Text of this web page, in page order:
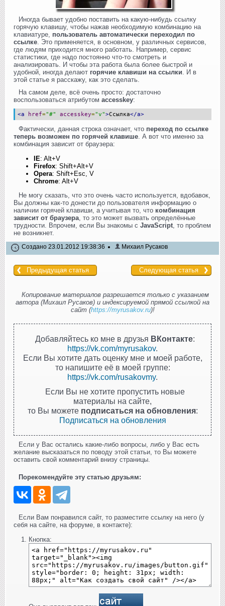
Иногда бывает удобно поставить на какую-нибудь ссылку
горячую клавишу, чтобы нажав необходимую комбинацию на
клавиатуре, пользователь автоматически переходил по
ссылке. Это применяется, в основном, у различных сервисов,
где людям приходится много работать. Например, сервис
статистики, где надо постоянно что-то смотреть и
анализировать. И чтобы эта работа была более быстрой и
удобной, иногда делают горячие клавиши на ссылки. И в
этой статье я расскажу, как это сделать.
На самом деле, всё очень просто: достаточно
воспользоваться атрибутом accesskey:
<a href="#" accesskey="v">Ссылка</a>
Фактически, данная строка означает, что переход по ссылке
теперь возможен по горячей клавише. А вот что именно за
комбинация зависит от браузера:
IE: Alt+V
Firefox: Shift+Alt+V
Opera: Shift+Esc, V
Chrome: Alt+V
Не могу сказать, что это очень часто используется, вдобавок,
Вы должны как-то донести до пользователя информацию о
наличии горячей клавиши, а учитывая то, что комбинация
зависит от браузера, то это может вызвать определённые
трудности. Впрочем, если Вы знакомы с JavaScript, то проблем
не возникнет.
Создано 23.01.2012 19:38:36 Михаил Русаков
Предыдущая статья Следующая статья
Копирование материалов разрешается только с указанием
автора (Михаил Русаков) и индексируемой прямой ссылкой на
сайт (https://myrusakov.ru)!
Добавляйтесь ко мне в друзья ВКонтакте:
https://vk.com/myrusakov.
Если Вы хотите дать оценку мне и моей работе,
то напишите её в моей группе:
https://vk.com/rusakovmy.
Если Вы не хотите пропустить новые
материалы на сайте,
то Вы можете подписаться на обновления:
Подписаться на обновления
Если у Вас остались какие-либо вопросы, либо у Вас есть
желание высказаться по поводу этой статьи, то Вы можете
оставить свой комментарий внизу страницы.
Порекомендуйте эту статью друзьям:
Если Вам понравился сайт, то разместите ссылку на него (у
себя на сайте, на форуме, в контакте):
Кнопка: